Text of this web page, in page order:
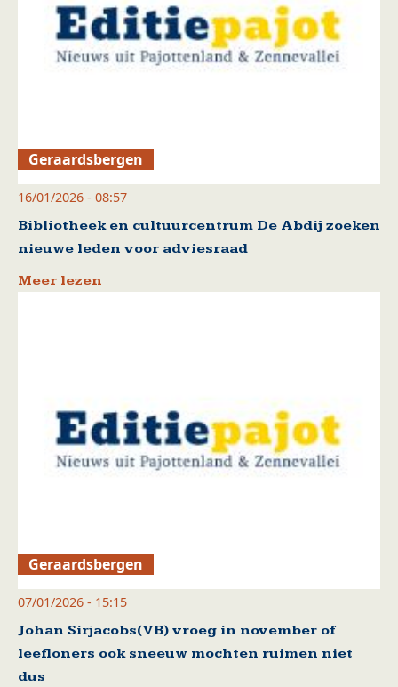
Geraardsbergen
16/01/2026 - 08:57
Bibliotheek en cultuurcentrum De Abdij zoeken
nieuwe leden voor adviesraad
Meer lezen
Geraardsbergen
07/01/2026 - 15:15
Johan Sirjacobs(VB) vroeg in november of
leefloners ook sneeuw mochten ruimen niet
dus